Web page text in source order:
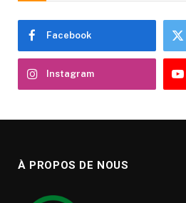
Facebook
Instagram
À PROPOS DE NOUS